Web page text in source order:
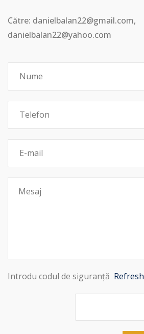
Către: danielbalan22@gmail.com,
danielbalan22@yahoo.com
Introdu codul de siguranță Refresh